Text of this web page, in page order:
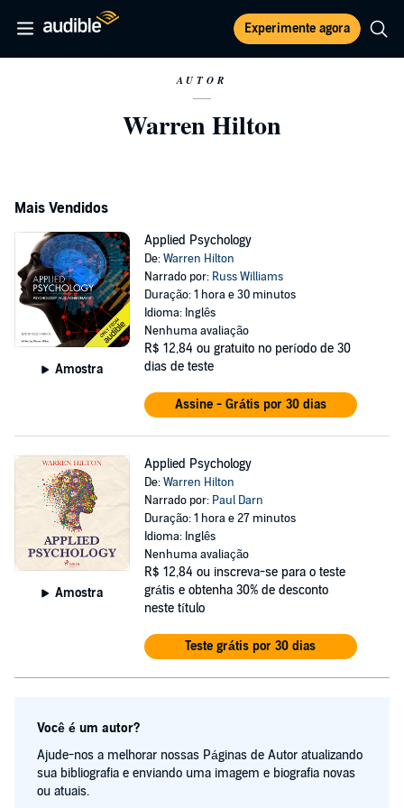
Experimente agora
AUTOR
Warren Hilton
Mais Vendidos
Amostra
Applied Psychology
De:Warren Hilton
Narrado por: Russ Williams
Duração: 1 hora e 30 minutos
Idioma: Inglês
Nenhuma avaliação
R$ 12,84 ou gratuito no período de 30
dias de teste
Assine - Grátis por 30 dias
Amostra
Applied Psychology
De:Warren Hilton
Narrado por: Paul Darn
Duração: 1 hora e 27 minutos
Idioma: Inglês
Nenhuma avaliação
R$ 12,84 ou inscreva-se para o teste
grátis e obtenha 30% de desconto
neste título
Teste grátis por 30 dias
Você é um autor?
Ajude-nos a melhorar nossas Páginas de Autor atualizando
sua bibliografia e enviando uma imagem e biografia novas
ou atuais.